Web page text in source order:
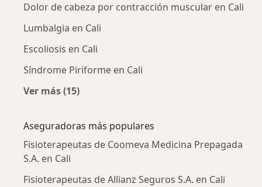
Dolor de cabeza por contracción muscular en Cali
Lumbalgia en Cali
Escoliosis en Cali
Síndrome Piriforme en Cali
Ver más (15)
Aseguradoras más populares
Fisioterapeutas de Coomeva Medicina Prepagada
S.A. en Cali
Fisioterapeutas de Allianz Seguros S.A. en Cali